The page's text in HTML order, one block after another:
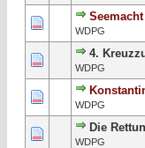
WDPG
0
4.
WDPG
0
WDPG
0
Die
WDPG
1